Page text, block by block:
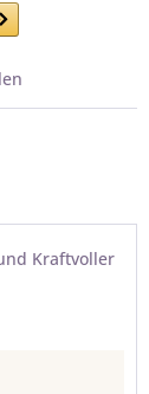
Kraftvoller